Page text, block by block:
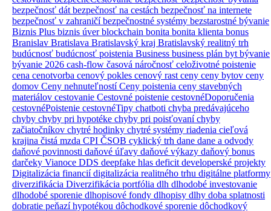
bezpečnosť dát bezpečnosť na cestách bezpečnosť na internete
bezpečnosť v zahraničíbezpečnostné systémy bezstarostné bývanie
Biznis Plus biznis úverblockchain bonita bonita klienta bonus
Branislav Bratislava Bratislavský kraj Bratislavský realitný trh
budúcnosť budúcnosť poistenia Business business plán byt bývanie
bývanie 2026 cash-flow časová náročnosť celoživotné poistenie
cena cenotvorba cenový pokles cenový rast ceny ceny bytov ceny
domov Ceny nehnuteľnostíCeny poistenia ceny stavebných
materiálov cestovanie Cestovné poistenie cestovnéDoporučenia
cestovnéPoistenie cestovnéTipy chatboti chyba predávajúceho
chyby chyby pri hypotéke chyby pri poisťovaníchyby
začiatočníkov chytré hodinky chytré systémy riadenia cieľová
krajina čistá mzda CPI ČSOB cyklický trh dane dane a odvody
daňové povinnosti daňové úľavy daňové výkazy daňový bonus
darčeky Vianoce DDS deepfake hlas deficit developerské projekty
Digitalizácia financiídigitalizácia realitného trhu digitálne platformy
diverzifikácia Diverzifikácia portfólia dlh dlhodobé investovanie
dlhodobé sporenie dlhopisové fondy dlhopisy dlhy doba splatnosti
dobratie peňazí hypotékou dôchodkové sporenie dôchodkový